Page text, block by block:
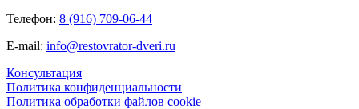
Телефон: 8 (916) 709-06-44
E-mail: info@restovrator-dveri.ru
Консультация
Политика конфиденциальности
Политика обработки файлов cookie